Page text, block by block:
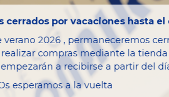
Color
Combustible
Versión
Potencia
Modelo
Garantia
cerrados por vacaciones hasta el
2026 , permaneceremos
compras mediante la
a recibirse a partir del
esperamos a la vuelta